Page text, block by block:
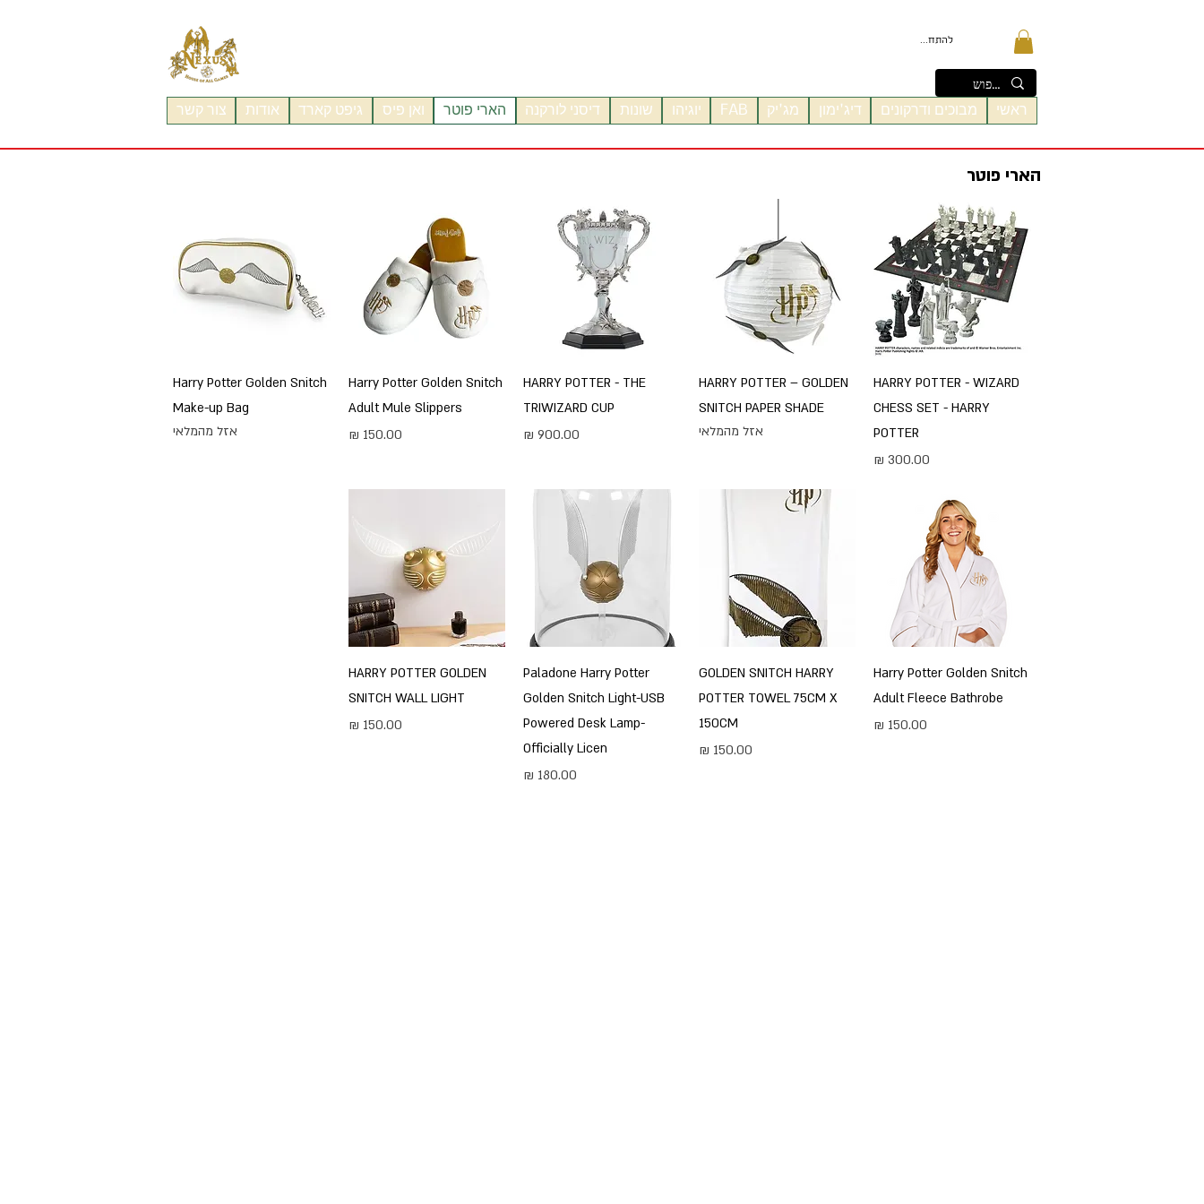
להתחברות
ראשי מבוכים ודרקונים דיג'ימון מג'יק FAB יוגיהו שונות דיסני לורקנה הארי פוטר ואן פיס גיפט קארד אודות צור קשר
הארי פוטר
תצוגה מהירה
HARRY POTTER - WIZARD
CHESS SET - HARRY
POTTER
מחיר
תצוגה מהירה
HARRY POTTER – GOLDEN
SNITCH PAPER SHADE
אזל מהמלאי
תצוגה מהירה
HARRY POTTER - THE
TRIWIZARD CUP
מחיר
תצוגה מהירה
Harry Potter Golden Snitch
Adult Mule Slippers
מחיר
תצוגה מהירה
Harry Potter Golden Snitch
Make-up Bag
אזל מהמלאי
תצוגה מהירה
Harry Potter Golden Snitch
Adult Fleece Bathrobe
מחיר
תצוגה מהירה
GOLDEN SNITCH HARRY
POTTER TOWEL 75CM X
150CM
מחיר
תצוגה מהירה
Paladone Harry Potter
Golden Snitch Light-USB
Powered Desk Lamp-
Officially Licen
מחיר
תצוגה מהירה
HARRY POTTER GOLDEN
SNITCH WALL LIGHT
מחיר